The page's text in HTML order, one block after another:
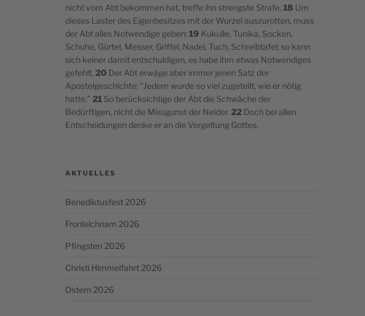
nicht vom Abt bekommen hat, treffe ihn strengste Strafe. 18 Um
dieses Laster des Eigenbesitzes mit der Wurzel auszurotten, muss
der Abt alles Notwendige geben: 19 Kukulle, Tunika, Socken,
Schuhe, Gürtel, Messer, Griffel, Nadel, Tuch, Schreibtafel; so kann
sich keiner damit entschuldigen, es habe ihm etwas Notwendiges
gefehlt. 20Der Abt erwäge aber immer jenen Satz der
Apostelgeschichte: "Jedem wurde so viel zugeteilt, wie er nötig
hatte." 21So berücksichtige der Abt die Schwäche der
Bedürftigen, nicht die Missgunst der Neider. 22Doch bei allen
Entscheidungen denke er an die Vergeltung Gottes.
AKTUELLES
Benediktusfest 2026
Fronleichnam 2026
Pfingsten 2026
Christi Himmelfahrt 2026
Ostern 2026